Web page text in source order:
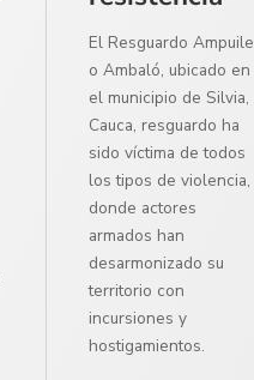
El Resguardo Ampuile
o Ambaló, ubicado en
el municipio de Silvia,
Cauca, resguardo ha
sido víctima de todos
los tipos de violencia,
donde actores
armados han
desarmonizado su
territorio con
incursiones y
hostigamientos.